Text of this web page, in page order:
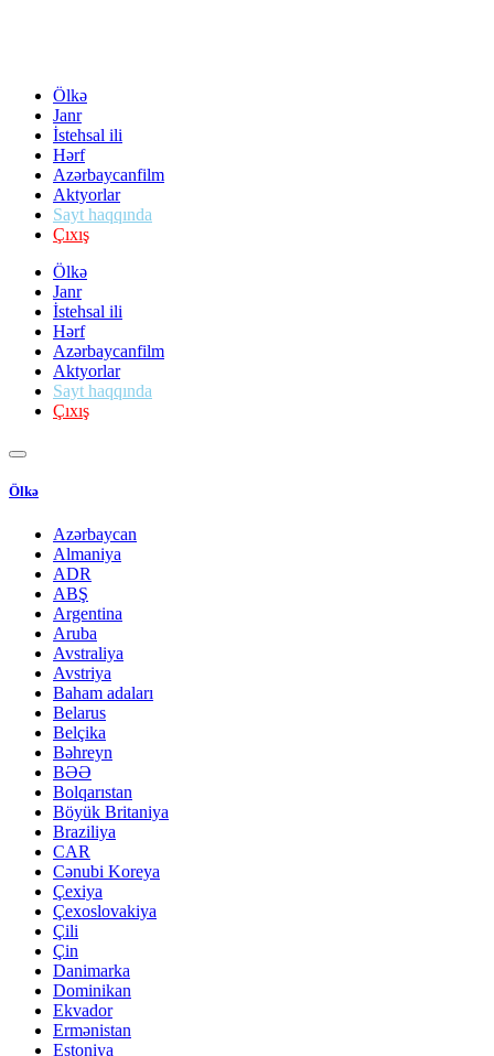
Ölkə
Janr
İstehsal ili
Hərf
Azərbaycanfilm
Aktyorlar
Sayt haqqında
Çıxış
Ölkə
Janr
İstehsal ili
Hərf
Azərbaycanfilm
Aktyorlar
Sayt haqqında
Çıxış
Ölkə
Azərbaycan
Almaniya
ADR
ABŞ
Argentina
Aruba
Avstraliya
Avstriya
Baham adaları
Belarus
Belçika
Bəhreyn
BƏƏ
Bolqarıstan
Böyük Britaniya
Braziliya
CAR
Cənubi Koreya
Çexiya
Çexoslovakiya
Çili
Çin
Danimarka
Dominikan
Ekvador
Ermənistan
Estoniya